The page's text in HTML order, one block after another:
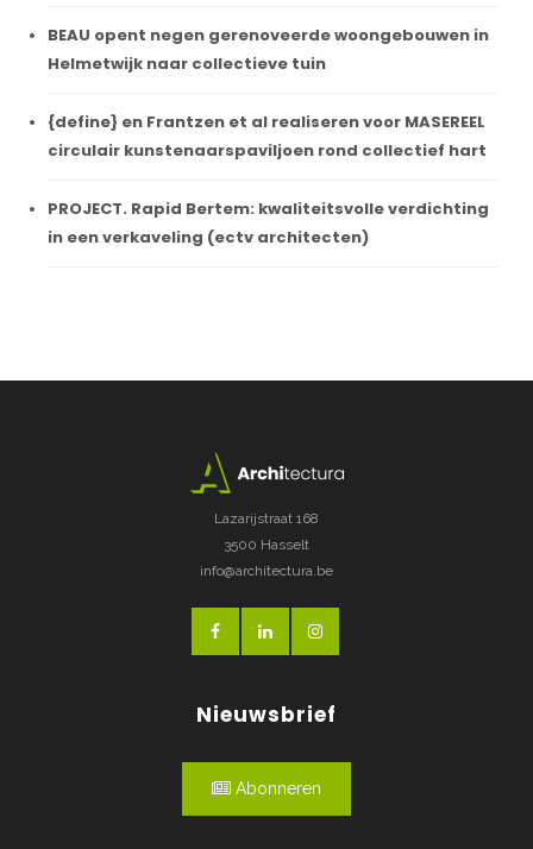
BEAU opent negen gerenoveerde woongebouwen in
Helmetwijk naar collectieve tuin
{define} en Frantzen et al realiseren voor MASEREEL
circulair kunstenaarspaviljoen rond collectief hart
PROJECT. Rapid Bertem: kwaliteitsvolle verdichting
in een verkaveling (ectv architecten)
Lazarijstraat 168
3500 Hasselt
info@architectura.be
Nieuwsbrief
Abonneren